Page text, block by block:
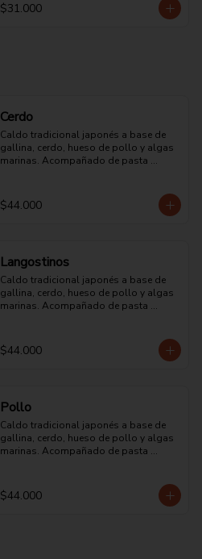
$31.000
Cerdo
Caldo tradicional japonés a base de
gallina, cerdo, hueso de pollo y algas
marinas. Acompañado de pasta
$44.000
Langostinos
Caldo tradicional japonés a base de
gallina, cerdo, hueso de pollo y algas
marinas. Acompañado de pasta
$44.000
Pollo
Caldo tradicional japonés a base de
gallina, cerdo, hueso de pollo y algas
marinas. Acompañado de pasta
$44.000